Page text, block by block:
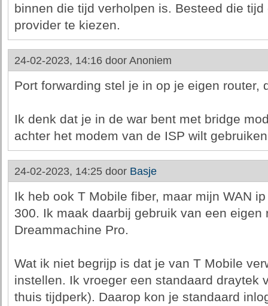
binnen die tijd verholpen is. Besteed die
provider te kiezen.
24-02-2023, 14:16 door Anoniem
Port forwarding stel je in op je eigen router,
Ik denk dat je in de war bent met bridge
achter het modem van de ISP wilt
24-02-2023, 14:25 door Basje
Ik heb ook T Mobile fiber, maar mijn WAN
300. Ik maak daarbij gebruik van een eigen
Dreammachine Pro.
Wat ik niet begrijp is dat je van T Mobile
instellen. Ik vroeger een standaard draytek
thuis tijdperk). Daarop kon je standaard